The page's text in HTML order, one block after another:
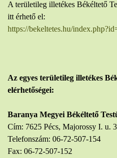
A területileg illetékes Békéltető
itt érhető el:
https://bekeltetes.hu/
Az egyes területileg illetékes
elérhetőségei:
Baranya Megyei Békéltető
Cím: 7625 Pécs, Majorossy I. u.
Telefonszám: 06-72-507-154
Fax: 06-72-507-152